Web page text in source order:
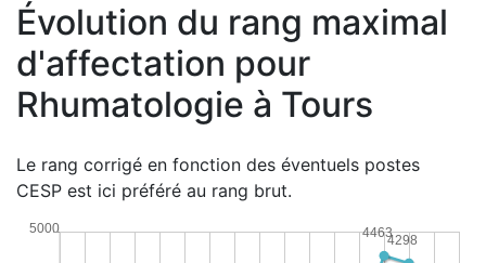
Évolution du rang maximal
d'affectation pour
Rhumatologie à Tours
Le rang corrigé en fonction des éventuels postes
CESP est ici préféré au rang brut.
5000
4298
4463